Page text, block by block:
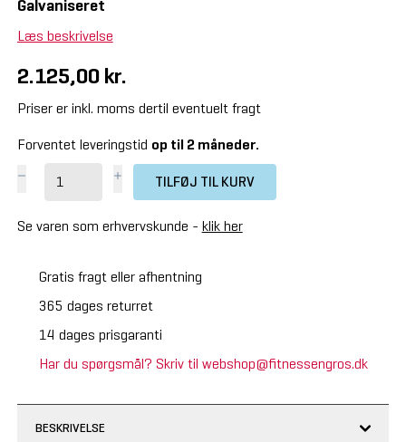
Galvaniseret
Læs beskrivelse
2.125,00 kr.
Priser er inkl. moms dertil eventuelt fragt
Forventet leveringstid op til 2 måneder.
TILFØJ TIL KURV
Se varen som erhvervskunde - klik her
Gratis fragt eller afhentning
365 dages returret
14 dages prisgaranti
Har du spørgsmål? Skriv til webshop@fitnessengros.dk
BESKRIVELSE